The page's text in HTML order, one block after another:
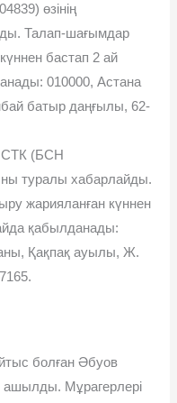
өзінің
Талап-шағымдар
бастап 2 ай
010000, Астана
батыр даңғылы, 62-
СТК (БСН
туралы хабарлайды.
жарияланған күннен
қабылданады:
Қақпақ ауылы, Ж.
болған Əбуов
ашылды. Мұрагерлері